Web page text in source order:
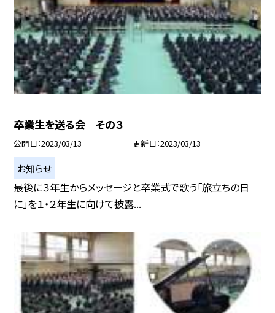
卒業生を送る会 その３
公開日 2023/03/13 更新日 2023/03/13
お知らせ
最後に３年生からメッセージと卒業式で歌う「旅立ちの日
に」を１・２年生に向けて披露...